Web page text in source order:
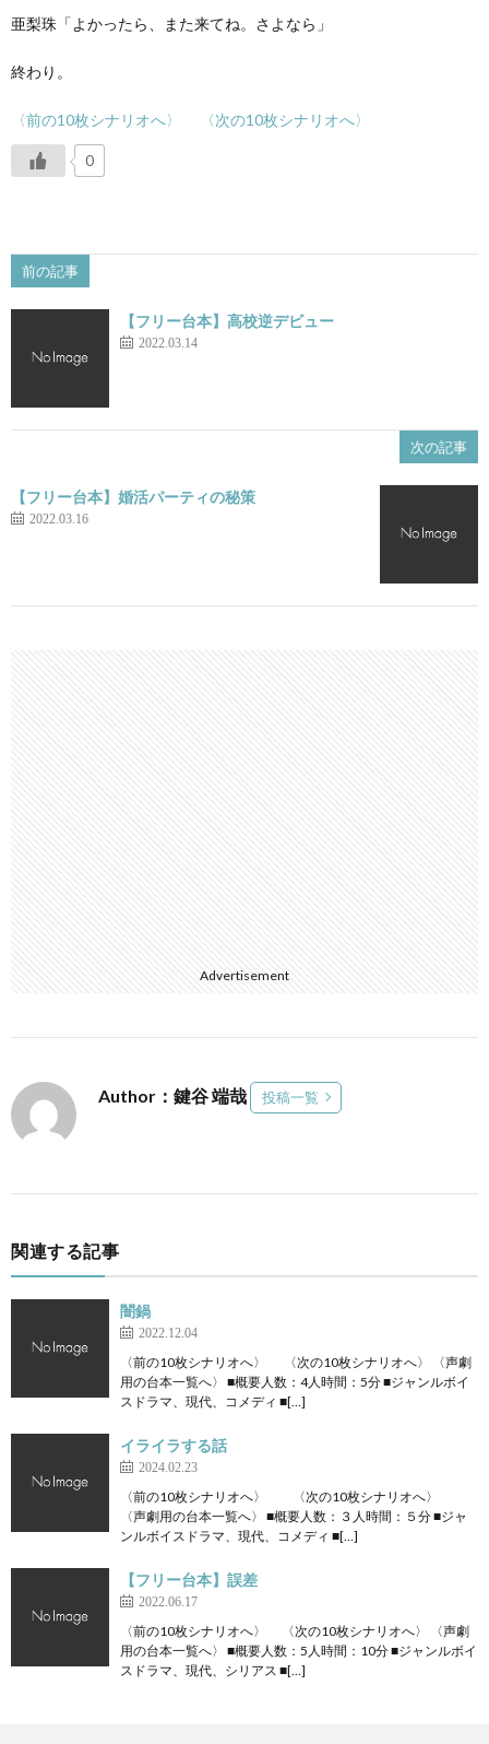
亜梨珠「よかったら、また来てね。さよなら」
終わり。
〈前の10枚シナリオへ〉 〈次の10枚シナリオへ〉
0
前の記事
【フリー台本】高校逆デビュー
2022.03.14
次の記事
【フリー台本】婚活パーティの秘策
2022.03.16
Advertisement
Author：鍵谷 端哉 投稿一覧
関連する記事
闇鍋
2022.12.04
〈前の10枚シナリオへ〉 〈次の10枚シナリオへ〉 〈声劇
用の台本一覧へ〉 ■概要人数：4人時間：5分 ■ジャンルボイ
スドラマ、現代、コメディ ■[…]
イライラする話
2024.02.23
〈前の10枚シナリオへ〉 〈次の10枚シナリオへ〉
〈声劇用の台本一覧へ〉 ■概要人数：３人時間：５分 ■ジャ
ンルボイスドラマ、現代、コメディ ■[…]
【フリー台本】誤差
2022.06.17
〈前の10枚シナリオへ〉 〈次の10枚シナリオへ〉 〈声劇
用の台本一覧へ〉 ■概要人数：5人時間：10分 ■ジャンルボイ
スドラマ、現代、シリアス ■[…]